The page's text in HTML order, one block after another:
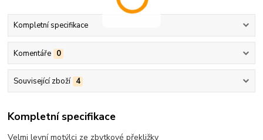
Kompletní specifikace
Komentáře 0
Související zboží 4
Kompletní specifikace
Velmi levní motýlci ze zbytkové překližky